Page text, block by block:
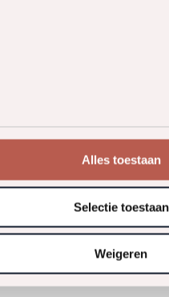
Alles toestaan
Selectie toestaan
Weigeren